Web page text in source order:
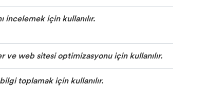
incelemek için kullanılır.
ve web sitesi optimizasyonu için kullanılır.
toplamak için kullanılır.